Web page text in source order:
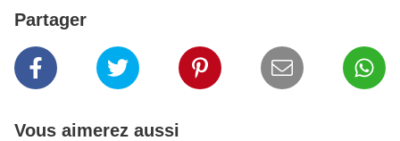
Partager
Vous aimerez aussi